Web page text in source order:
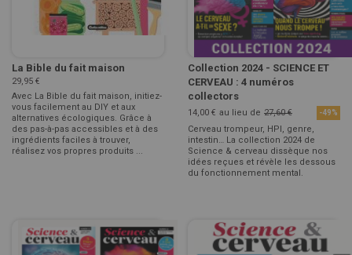
La Bible du fait maison
29,95 €
Avec La Bible du fait maison, initiez-
vous facilement au DIY et aux
alternatives écologiques. Grâce à
des pas-à-pas accessibles et à des
ingrédients faciles à trouver,
réalisez vos propres produits ...
Collection 2024 - SCIENCE ET
CERVEAU : 4 numéros
collectors
14,00 € au lieu de 27,60 € -49%
Cerveau trompeur, HPI, genre,
intestin… La collection 2024 de
Science & cerveau dissèque nos
idées reçues et révèle les dessous
du fonctionnement mental.